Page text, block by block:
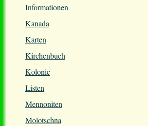
Informationen
Kanada
Karten
Kirchenbuch
Kolonie
Listen
Mennoniten
Molotschna